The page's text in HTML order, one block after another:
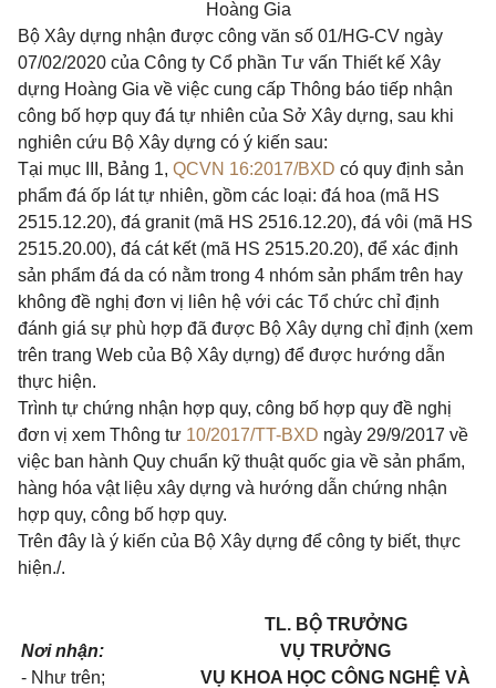
Hoàng Gia
Bộ Xây dựng nhận được công văn số 01/HG-CV ngày
07/02/2020 của Công ty Cổ phần Tư vấn Thiết kế Xây
dựng Hoàng Gia về việc cung cấp Thông báo tiếp nhận
công bố hợp quy đá tự nhiên của Sở Xây dựng, sau khi
nghiên cứu Bộ Xây dựng có ý kiến sau:
Tại mục III, Bảng 1, QCVN 16:2017/BXD có quy định sản
phẩm đá ốp lát tự nhiên, gồm các loại: đá hoa (mã HS
2515.12.20), đá granit (mã HS 2516.12.20), đá vôi (mã HS
2515.20.00), đá cát kết (mã HS 2515.20.20), để xác định
sản phẩm đá da có nằm trong 4 nhóm sản phẩm trên hay
không đề nghị đơn vị liên hệ với các Tổ chức chỉ định
đánh giá sự phù hợp đã được Bộ Xây dựng chỉ định (xem
trên trang Web của Bộ Xây dựng) để được hướng dẫn
thực hiện.
Trình tự chứng nhận hợp quy, công bố hợp quy đề nghị
đơn vị xem Thông tư 10/2017/TT-BXD ngày 29/9/2017 về
việc ban hành Quy chuẩn kỹ thuật quốc gia về sản phẩm,
hàng hóa vật liệu xây dựng và hướng dẫn chứng nhận
hợp quy, công bố hợp quy.
Trên đây là ý kiến của Bộ Xây dựng để công ty biết, thực
hiện./.
Nơi nhận:
- Như trên;
TL. BỘ TRƯỞNG
VỤ TRƯỞNG
VỤ KHOA HỌC CÔNG NGHỆ VÀ